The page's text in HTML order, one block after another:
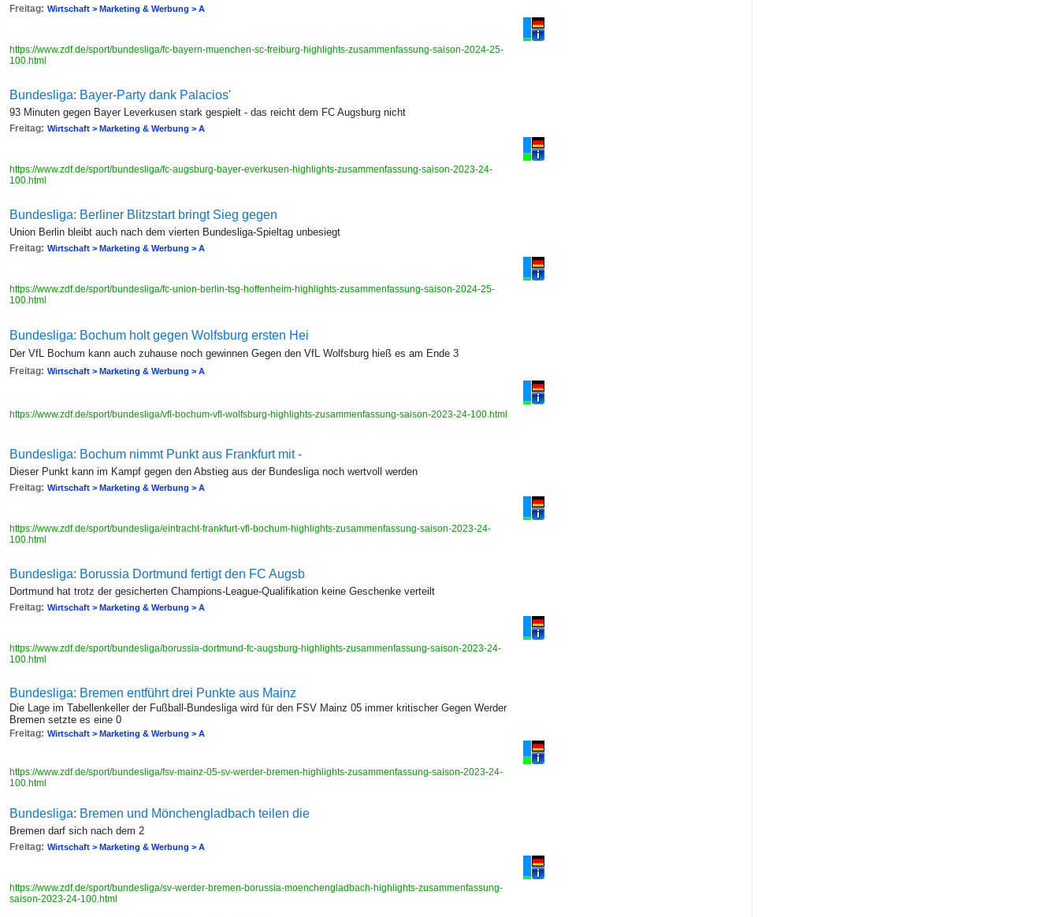
Freitag: Wirtschaft > Marketing & Werbung > A
https://www.zdf.de/sport/bundesliga/fc-bayern-muenchen-sc-freiburg-highlights-zusammenfassung-saison-2024-25-
100.html
Bundesliga: Bayer-Party dank Palacios'
93 Minuten gegen Bayer Leverkusen stark gespielt - das reicht dem FC Augsburg nicht
Freitag: Wirtschaft > Marketing & Werbung > A
https://www.zdf.de/sport/bundesliga/fc-augsburg-bayer-everkusen-highlights-zusammenfassung-saison-2023-24-
100.html
Bundesliga: Berliner Blitzstart bringt Sieg gegen
Union Berlin bleibt auch nach dem vierten Bundesliga-Spieltag unbesiegt
Freitag: Wirtschaft > Marketing & Werbung > A
https://www.zdf.de/sport/bundesliga/fc-union-berlin-tsg-hoffenheim-highlights-zusammenfassung-saison-2024-25-
100.html
Bundesliga: Bochum holt gegen Wolfsburg ersten Hei
Der VfL Bochum kann auch zuhause noch gewinnen Gegen den VfL Wolfsburg hieß es am Ende 3
Freitag: Wirtschaft > Marketing & Werbung > A
https://www.zdf.de/sport/bundesliga/vfl-bochum-vfl-wolfsburg-highlights-zusammenfassung-saison-2023-24-100.html
Bundesliga: Bochum nimmt Punkt aus Frankfurt mit -
Dieser Punkt kann im Kampf gegen den Abstieg aus der Bundesliga noch wertvoll werden
Freitag: Wirtschaft > Marketing & Werbung > A
https://www.zdf.de/sport/bundesliga/eintracht-frankfurt-vfl-bochum-highlights-zusammenfassung-saison-2023-24-
100.html
Bundesliga: Borussia Dortmund fertigt den FC Augsb
Dortmund hat trotz der gesicherten Champions-League-Qualifikation keine Geschenke verteilt
Freitag: Wirtschaft > Marketing & Werbung > A
https://www.zdf.de/sport/bundesliga/borussia-dortmund-fc-augsburg-highlights-zusammenfassung-saison-2023-24-
100.html
Bundesliga: Bremen entführt drei Punkte aus Mainz
Die Lage im Tabellenkeller der Fußball-Bundesliga wird für den FSV Mainz 05 immer kritischer Gegen Werder
Bremen setzte es eine 0
Freitag: Wirtschaft > Marketing & Werbung > A
https://www.zdf.de/sport/bundesliga/fsv-mainz-05-sv-werder-bremen-highlights-zusammenfassung-saison-2023-24-
100.html
Bundesliga: Bremen und Mönchengladbach teilen die
Bremen darf sich nach dem 2
Freitag: Wirtschaft > Marketing & Werbung > A
https://www.zdf.de/sport/bundesliga/sv-werder-bremen-borussia-moenchengladbach-highlights-zusammenfassung-
saison-2023-24-100.html